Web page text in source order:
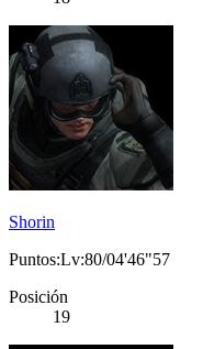
Shorin
Puntos:Lv:80/04'46"57
Posición
19